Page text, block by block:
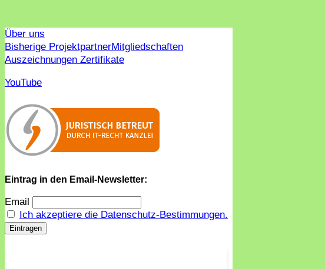
Über uns
Bisherige ProjektpartnerMitgliedschaften
Auszeichnungen Zertifikate
YouTube
Eintrag in den Email-Newsletter:
Email
Ich akzeptiere die Datenschutz-Bestimmungen.